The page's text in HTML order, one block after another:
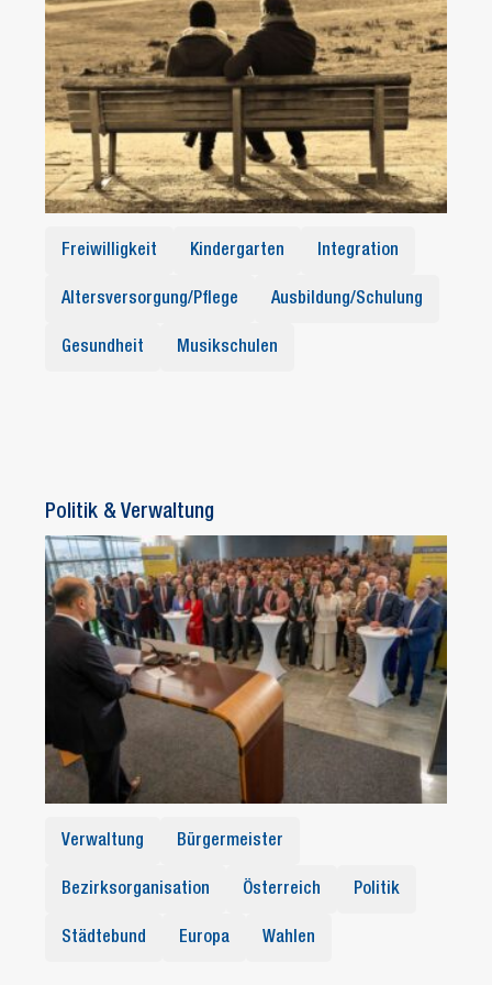
Freiwilligkeit Kindergarten Integration
Altersversorgung/Pflege Ausbildung/Schulung
Gesundheit Musikschulen
Politik & Verwaltung
Verwaltung Bürgermeister
Bezirksorganisation Österreich Politik
Städtebund Europa Wahlen